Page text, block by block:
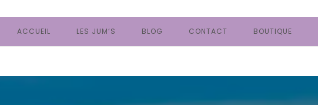
ACCUEIL LES JUM’S BLOG CONTACT BOUTIQUE